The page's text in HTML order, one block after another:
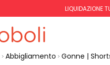
LIQUIDAZIONE
Abbigliamento Gonne |